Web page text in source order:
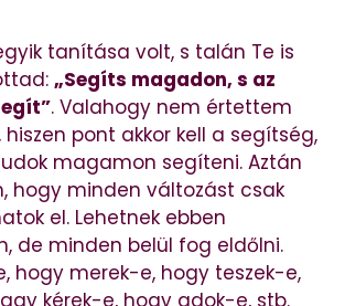
tanítása volt, s talán Te is
„Segíts magadon, s az
. Valahogy nem értettem
hiszen pont akkor kell a segítség,
magamon segíteni. Aztán
hogy minden változást csak
el. Lehetnek ebben
de minden belül fog eldőlni.
hogy merek-e, hogy teszek-e,